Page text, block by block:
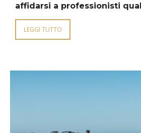
affidarsi a professionisti
LEGGI TUTTO